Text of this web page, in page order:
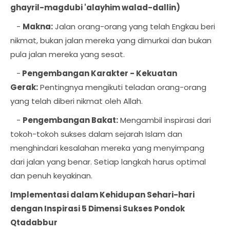
ghayril-magdubi 'alayhim walad-dallin)
- Makna:Jalan orang-orang yang telah Engkau beri
nikmat, bukan jalan mereka yang dimurkai dan bukan
pula jalan mereka yang sesat.
- Pengembangan Karakter - Kekuatan
Gerak:Pentingnya mengikuti teladan orang-orang
yang telah diberi nikmat oleh Allah.
- Pengembangan Bakat:Mengambil inspirasi dari
tokoh-tokoh sukses dalam sejarah Islam dan
menghindari kesalahan mereka yang menyimpang
dari jalan yang benar. Setiap langkah harus optimal
dan penuh keyakinan.
Implementasi dalam Kehidupan Sehari-hari
dengan Inspirasi 5 Dimensi Sukses Pondok
Qtadabbur